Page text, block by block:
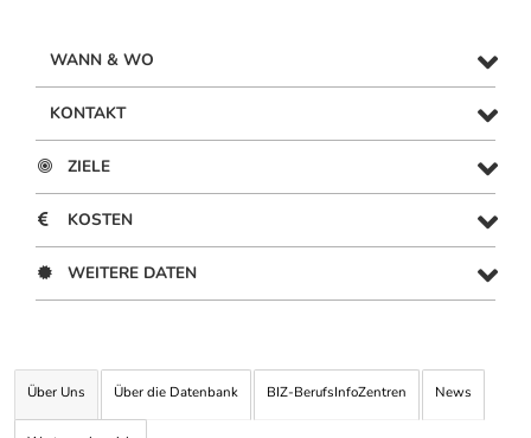
WANN & WO
KONTAKT
ZIELE
KOSTEN
WEITERE DATEN
Über Uns Über die Datenbank BIZ-BerufsInfoZentren News